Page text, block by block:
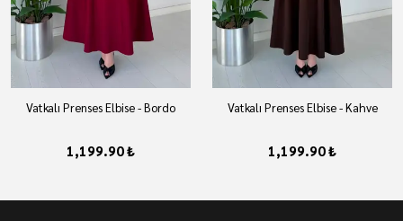
Vatkalı Prenses Elbise - Bordo
1,199.90 ₺
Vatkalı Prenses Elbise - Kahve
1,199.90 ₺